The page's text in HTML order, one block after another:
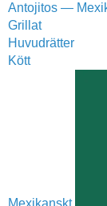
Antojitos —
Grillat
Huvudrätter
Kött
Mexikanskt